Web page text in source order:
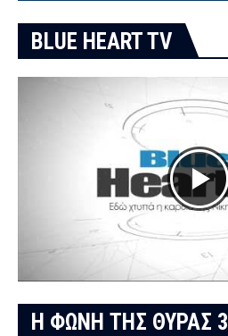
BLUE HEART TV
Η ΦΩΝΗ ΤΗΣ ΘΥΡΑΣ 3